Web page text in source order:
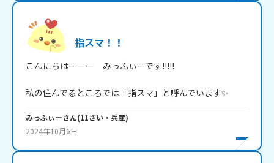
指スマ！！
こんにちはーーー　みっふぃーです!!!!!
私の住んでるところでは「指スマ」と呼んでいます✨
みっふぃーさん(11さい・ 兵庫)
2024年10月6日